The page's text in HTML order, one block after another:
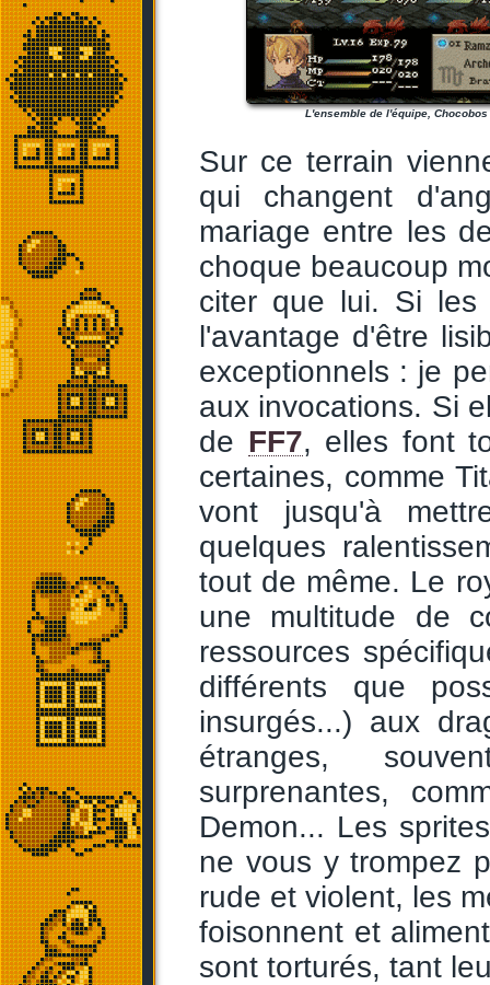
L'ensemble de l'équipe,
Sur ce terrain
qui changent
mariage entre les
choque beaucoup
citer que lui. Si les
l'avantage d'être
exceptionnels : je
aux invocations. Si
de FF7, elles font
certaines, comme
vont jusqu'à
quelques
tout de même. Le
une multitude de
ressources
différents que
insurgés...) aux
étranges,
surprenantes,
Demon... Les
ne vous y trompez
rude et violent, les
foisonnent et
sont torturés, tant